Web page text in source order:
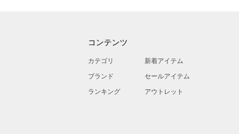
コンテンツ
カテゴリ
ブランド
ランキング
新着アイテム
セールアイテム
アウトレット